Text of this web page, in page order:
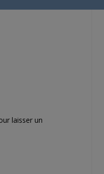
laisser un